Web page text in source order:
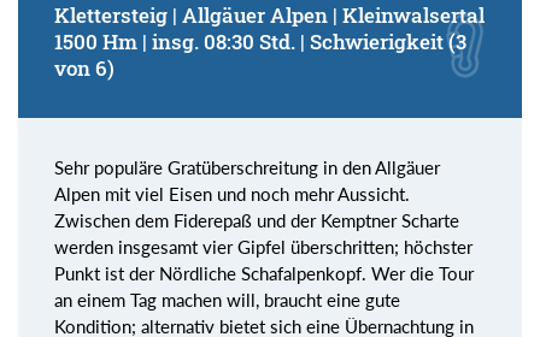
Klettersteig | Allgäuer Alpen | Kleinwalsertal
1500 Hm | insg. 08:30 Std. | Schwierigkeit (3
von 6)
Sehr populäre Gratüberschreitung in den Allgäuer
Alpen mit viel Eisen und noch mehr Aussicht.
Zwischen dem Fiderepaß und der Kemptner Scharte
werden insgesamt vier Gipfel überschritten; höchster
Punkt ist der Nördliche Schafalpenkopf. Wer die Tour
an einem Tag machen will, braucht eine gute
Kondition; alternativ bietet sich eine Übernachtung in